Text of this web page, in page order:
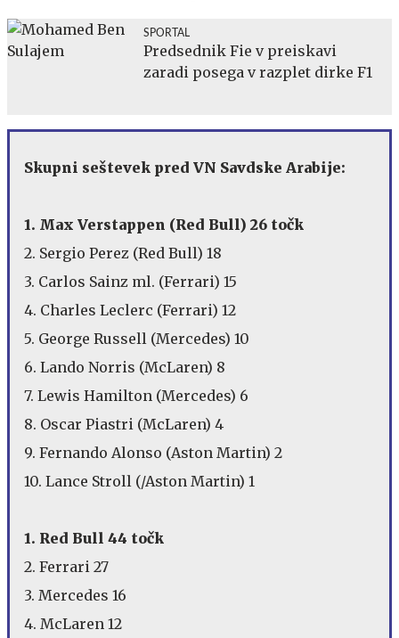
SPORTAL
Predsednik Fie v preiskavi
zaradi posega v razplet dirke F1
Skupni seštevek pred VN Savdske Arabije:
1. Max Verstappen (Red Bull) 26 točk
2. Sergio Perez (Red Bull) 18
3. Carlos Sainz ml. (Ferrari) 15
4. Charles Leclerc (Ferrari) 12
5. George Russell (Mercedes) 10
6. Lando Norris (McLaren) 8
7. Lewis Hamilton (Mercedes) 6
8. Oscar Piastri (McLaren) 4
9. Fernando Alonso (Aston Martin) 2
10. Lance Stroll (/Aston Martin) 1
1. Red Bull 44 točk
2. Ferrari 27
3. Mercedes 16
4. McLaren 12